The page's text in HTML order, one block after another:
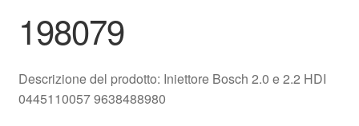
Contatto
Il mio account
198079
Descrizione del prodotto: Iniettore Bosch 2.0 e 2.2 HDI
0445110057 9638488980